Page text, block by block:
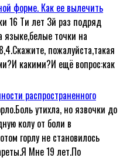
форме. Как ее вылечить
16 Ти лет 3й раз подряд
языке,белые точки на
пожалуйста,такая
какими?И ещё вопрос:как
распространенного
утихла, но язвочки до
колу от боли в
горлу не становилось
Мне 19 лет.По